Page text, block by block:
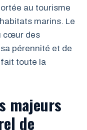
au tourisme
marins. Le
cœur des
pérennité et de
toute la
majeurs
de